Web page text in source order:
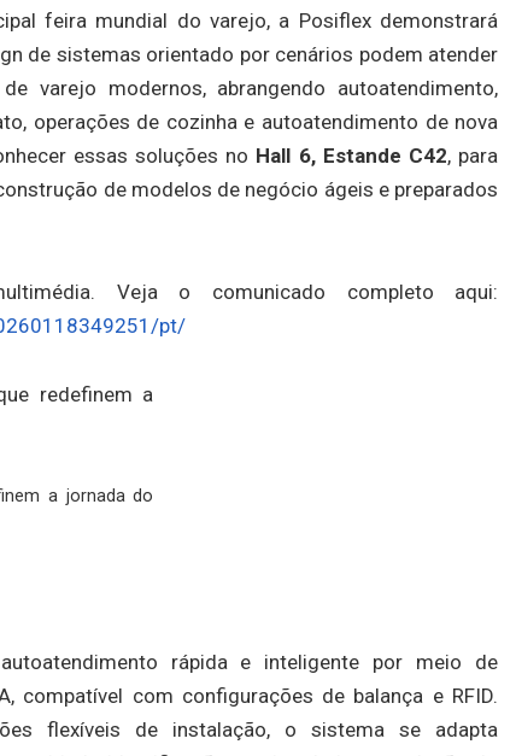
feira mundial do varejo, a Posiflex demonstrará
de sistemas orientado por cenários podem atender
varejo modernos, abrangendo autoatendimento,
operações de cozinha e autoatendimento de nova
essas soluções no Hall 6, Estande C42, para
de modelos de negócio ágeis e preparados
Veja o comunicado completo aqui:
pt/
a jornada do
rápida e inteligente por meio de
compatível com configurações de balança e RFID.
flexíveis de instalação, o sistema se adapta